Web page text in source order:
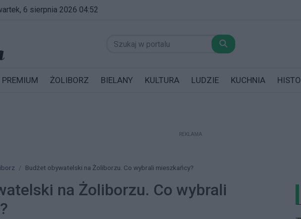
6 sierpnia 2026 04:52
PREMIUM ŻOLIBORZ BIELANY KULTURA LUDZIE KUCHNIA
REKLAMA
Budżet obywatelski na Żoliborzu. Co wybrali mieszkańcy?
na Żoliborzu. Co wybrali